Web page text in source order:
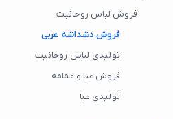
فروش لباس روحانیت
فروش دشداشه عربی
تولیدی لباس روحانیت
فروش عبا و عمامه
تولیدی عبا